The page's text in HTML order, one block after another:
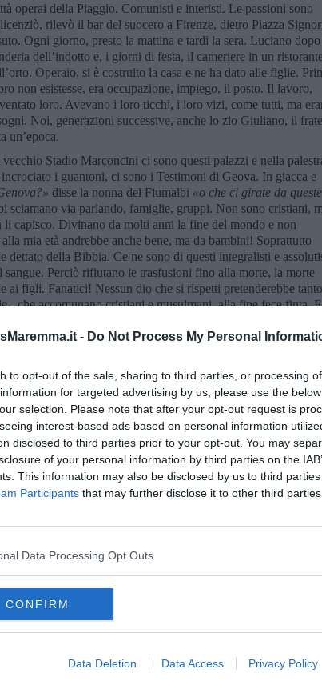
- Do Not Process My Personal
to opt-out of the sale, sharing to third parties, or processing
for targeted advertising by us, please use the
selection. Please note that after your opt-out request is
interest-based ads based on personal information
disclosed to third parties prior to your opt-out. You may
of your personal information by third parties on the
This information may also be disclosed by us to third
Participants that may further disclose it to other third parties.
Data Processing Opt Outs
CONFIRM
Data Deletion Data Access Privacy Policy
operai della Piaggio. Comunisti e interisti. Le passioni sono
rilevò il bar del suocero a Firenze, dietro Piazza
Ogni giorno, presto la mattina e tardi la sera. Luciano dopo
dell’indotto e, i giorni di festa, il cameriere in un
Operaio, si è costruito la casa e ne ha dato alle figlie.
non esistesse, era occupazione, impiego, il posto. Il lavoro,
loro. Avevano i loro ticchi, i loro vizi, come tutti, ma
Noi, generazioni successive, anche lo zio Giuliano, il
un’epoca.
Stadio Marconcini ci sono questi palazzi e nella
i guantoni, ci sono i Testimoni di Geova. In giacca e
disse la nonna del Fiumalbi «o che ci girate da queste
sciamano via parlando, famiglie, gruppi. Non sono cristiani,
li capisco. Divinano da molti anni la fine del mondo e non
mia età andrebbe anche bene, ma da bambini! Soprattutto
dettato della Bibbia. Ce ne sono di questi integralisti e
Perciò rifiutano le trasfusioni fino alla morte, la morte
ai figli. Fanatici! Nessun dio che si rispetti pretenderebbe
, che accomunano cristiani e musulmani, alla fine fece finta.
Era solo un test.
sono ritirati. Nei palazzi popolarissimi qualche finestra resta
una malinconia. Ci sono notti così. Mi è sembrato di
andarsene nel buio, attraversarlo. Poi sono passati i senegalesi,
ballare e sballare. In silenzio le persone sole, che si perdono,
notte.